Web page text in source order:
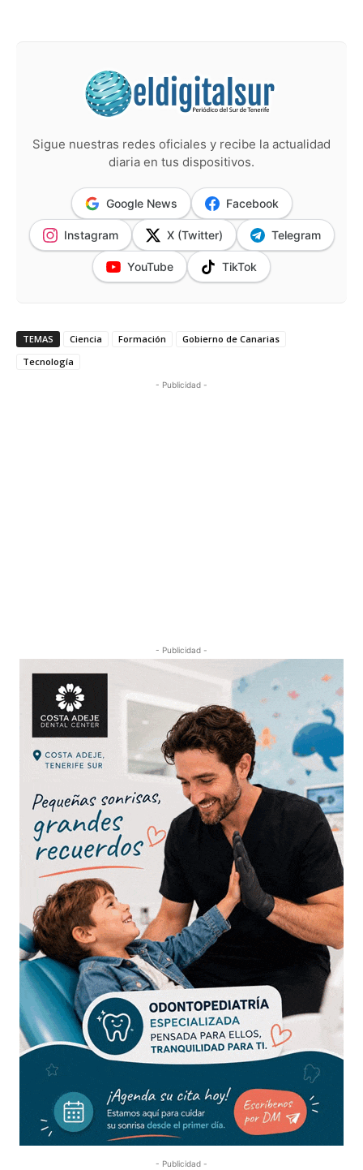
Sigue nuestras redes oficiales y recibe la actualidad
diaria en tus dispositivos.
Google News Facebook
Instagram X (Twitter) Telegram
YouTube TikTok
TEMAS Ciencia Formación
Gobierno de Canarias
Tecnología
- Publicidad -
- Publicidad -
- Publicidad -